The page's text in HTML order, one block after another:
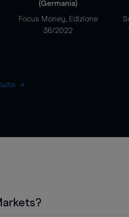
(Germania)
Focus Money, Edizione
36/2022